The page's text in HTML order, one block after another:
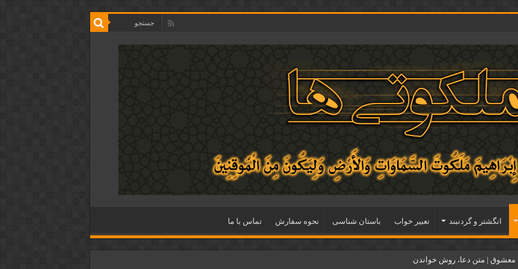
انگشتر و گردنبند تعبیر خواب باستان شناسی نحوه سفارش تماس با ما
| متن دعا، روش خواندن